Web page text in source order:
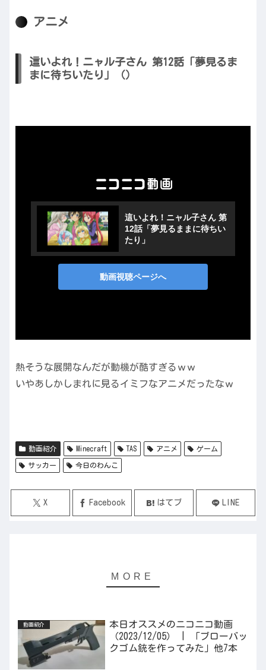
アニメ
這いよれ！ニャル子さん 第12話「夢見るま
まに待ちいたり」（）
熱そうな展開なんだが動機が酷すぎるｗｗ
いやあしかしまれに見るイミフなアニメだったなｗ
動画紹介 Minecraft TAS アニメ ゲーム
サッカー 今日のわんこ
X Facebook はてブ LINE
動画紹介
本日オススメのニコニコ動画
（2023/12/05） | 「ブローバッ
クゴム銃を作ってみた」他7本